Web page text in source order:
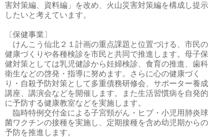
害対策編、資料編」を改め、火山災害対策編を構成し提示
したいと考えています。
〔保健事業〕
けんこう仙北２１計画の重点課題と位置づける、市民の
健康づくりや各種検診を市民と共同で推進します。母子保
健対策としては乳児健診から妊婦検診、食育の推進、歯科
衛生などの啓発・指導に努めます。さらに心の健康づく
り・自殺予防対策として多重債務研修会、サポーター養成
講座、講演会などを開催します。また生活習慣病を自発的
に予防する健康教室などを実施します。
臨時特例交付金による子宮頸がん・ヒブ・小児用肺炎球
菌ワクチンの接種を実施し、定期接種を含め幼児期からの
予防を推進します。